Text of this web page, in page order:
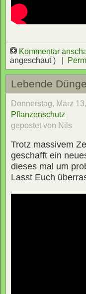
Kommentar
angeschaut ) |
Lebende
Donnerstag, März
Pflanzenschutz
gepostet von Nils
Trotz massivem
geschafft ein
dieses mal um
Lasst Euch